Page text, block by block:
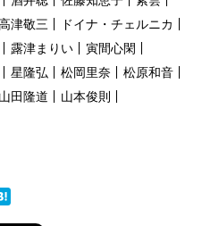
津敬三
ドイナ・チェルニカ
露津まりい
寅間心閑
星隆弘 松岡里奈
松原和音
山田隆道
山本俊則